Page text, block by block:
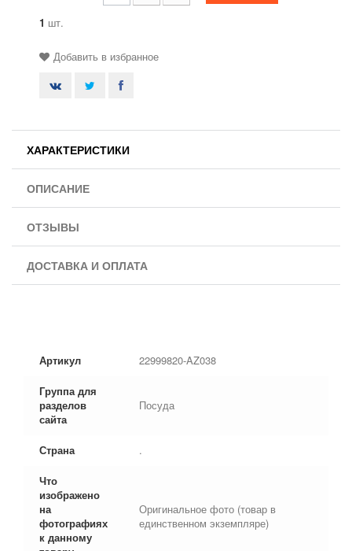
1 шт.
Добавить в избранное
ХАРАКТЕРИСТИКИ
ОПИСАНИЕ
ОТЗЫВЫ
ДОСТАВКА И ОПЛАТА
Артикул 22999820-AZ038
Группа для
разделов
сайта
Посуда
Страна .
Что
изображено
на
фотографиях
к данному
Оригинальное фото (товар в
единственном экземпляре)